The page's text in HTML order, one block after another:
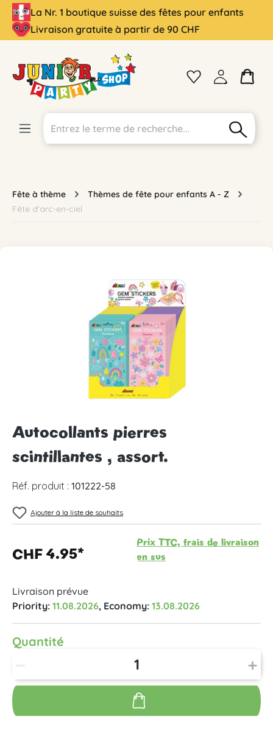
principal
La Nr. 1 boutique suisse des fêtes pour enfants
Livraison gratuite à partir de 90 CHF
Fête à thème
Thèmes de fête pour enfants A - Z
Fête d'arc-en-ciel
Ignorer la galerie d'images
Autocollants pierres
scintillantes , assort.
Réf. produit : 101222-58
Ajouter à la liste de souhaits
CHF 4.95*
Prix TTC, frais de livraison
en sus
Livraison prévue
Priority: 11.08.2026, Economy: 13.08.2026
Quantité